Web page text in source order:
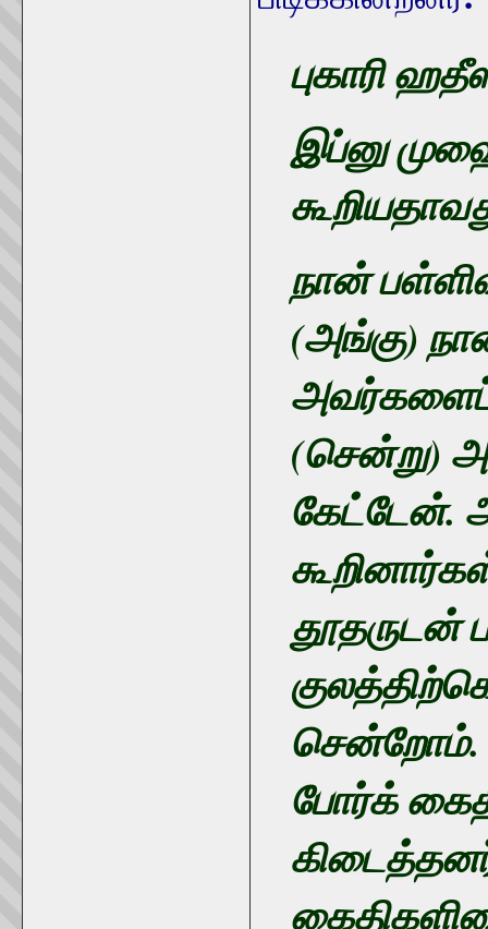
புகாரி
இப்னு
நான்
(அங்கு)
(சென்று)
கேட்டேன்.
தூதருடன்
சென்றோம்.
போர்க்